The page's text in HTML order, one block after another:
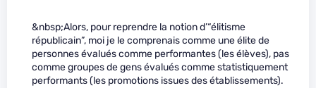
&nbsp;Alors, pour reprendre la notion d’“élitisme
républicain”, moi je le comprenais comme une élite de
personnes évalués comme performantes (les élèves), pas
comme groupes de gens évalués comme statistiquement
performants (les promotions issues des établissements).